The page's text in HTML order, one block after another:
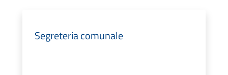
Segreteria comunale